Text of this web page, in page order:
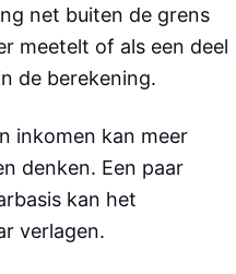
net buiten de grens
meetelt of als een deel
de berekening.
inkomen kan meer
denken. Een paar
kan het
verlagen.